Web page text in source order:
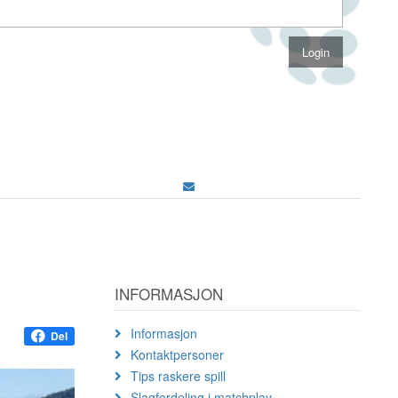
Del
INFORMASJON
Informasjon
Kontaktpersoner
Tips raskere spill